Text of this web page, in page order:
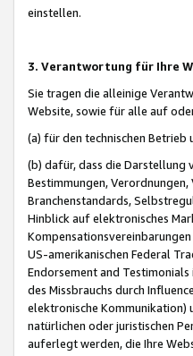
einstellen.
3. Verantwortung für Ihre
Sie tragen die alleinige
Website, sowie für alle auf
(a) für den technischen
(b) dafür, dass die Darstellung
Bestimmungen,
Branchenstandards,
Hinblick auf elektronisches
US-amerikanischen Federal
Endorsement and
des Missbrauchs durch
elektronische Kommunikation)
natürlichen oder juristischen
auferlegt werden, die Ihre